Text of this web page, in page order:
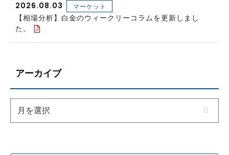
2026.08.03 マーケット
【相場分析】白金のウィークリーコラムを更新しまし
た。
アーカイブ